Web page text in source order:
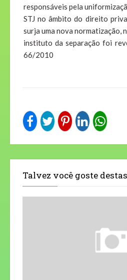
responsáveis pela
STJ no âmbito do direito
surja uma nova normatização,
instituto da separação foi
66/2010
Talvez você goste